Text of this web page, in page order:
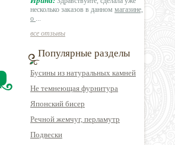
несколько заказов в данном магазине,
о ...
все отзывы
Популярные разделы
Бусины из натуральных камней
Не темнеющая фурнитура
Японский бисер
Речной жемчуг, перламутр
Подвески